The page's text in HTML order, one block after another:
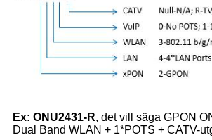
Ex: ONU2431-R, det vill säga GPON
Dual Band WLAN + 1*POTS + CATV-